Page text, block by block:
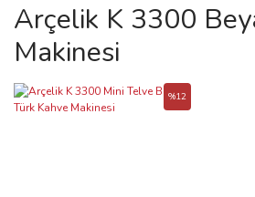
Arçelik K 3300
Makinesi
%12